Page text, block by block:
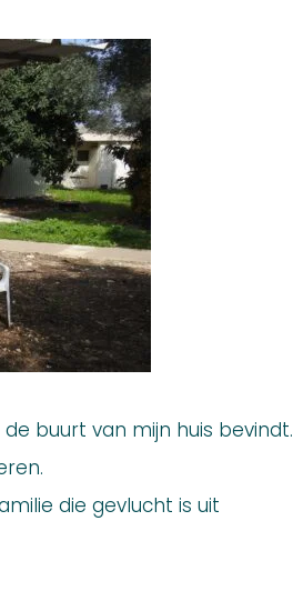
de buurt van mijn huis bevindt.
die gevlucht is uit